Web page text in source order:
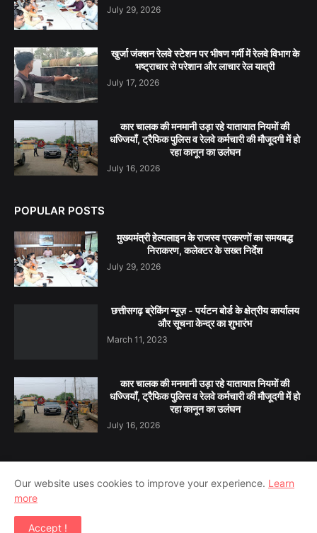
July 29, 2026
खुर्जा जंक्शन रेलवे स्टेशन पर भीषण गर्मी में रेलवे विभाग के
भष्ट्राचार से परेशान और लाचार रेल यात्री
July 17, 2026
कार चालक की मनमानी उड़ा रहे यातायात नियमों की
धज्जियाँ, ट्रैफिक पुलिस व रेलवे कर्मचारी की मौजूदगी में हो
रहा कानून का उलंघन
July 16, 2026
POPULAR POSTS
मुख्यमंत्री हेल्पलाइन के राजस्व प्रकरणों का समयबद्ध
निराकरण, कलेक्टर के सख्त निर्देश
July 29, 2026
छत्तीसगढ़ ब्रेकिंग न्यूज़ - पर्यटन बोर्ड के क्षेत्रीय कार्यालय
और सूचना केन्द्र का शुभारंभ
March 11, 2023
कार चालक की मनमानी उड़ा रहे यातायात नियमों की
धज्जियाँ, ट्रैफिक पुलिस व रेलवे कर्मचारी की मौजूदगी में हो
रहा कानून का उलंघन
July 16, 2026
Home About Us Contact Us
Privacy Policy
Our website uses cookies to improve your experience. Learn
more
Accept !